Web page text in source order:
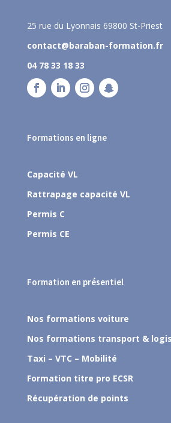
25 rue du Lyonnais 69800 St-Priest
contact@baraban-formation.fr
04 78 33 18 33
Formations en ligne
Capacité VL
Rattrapage capacité VL
Permis C
Permis CE
Formation en présentiel
Nos formations voiture
Nos formations transport &
Taxi – VTC – Mobilité
Formation titre pro ECSR
Récupération de points